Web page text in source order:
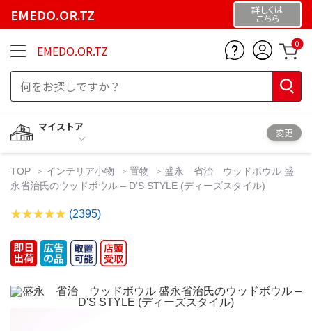
EMEDO.OR.TZ 詳しくは
こちら
EMEDO.OR.TZ 0
マイストア
変更
TOP インテリア小物 置物
盛永 省治 ウッドボウル 盛
永省治氏のウッドボウル – D'S STYLE (ディーズスタイル)
(2395)